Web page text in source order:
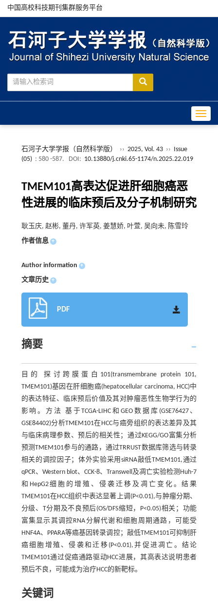
中国高校科技期刊集群服务平台
石河子大学学报（自然科学版） ›› 2025, Vol. 43 ›› Issue
(05) : 580 -587. DOI: 10.13880/j.cnki.65-1174/n.2025.22.019
TMEM101高表达促进肝细胞癌恶
性进展的临床预后及分子机制研究
耿玉庆, 赵彬, 董丹, 许军英, 姜慧娇, 叶萱, 吴向未, 陈雪玲
作者信息 +
Author information +
文章历史 +
PDF
摘要
目的 探讨跨膜蛋白101(transmembrane protein 101,
TMEM101)基因在肝细胞癌(hepatocellular carcinoma, HCC)中
的表达特征、临床预后价值及其对肿瘤恶性生物学行为的
影响。方法 基于TCGA-LIHC和GEO数据库(GSE76427、
GSE84402)分析TMEM101在HCC与癌旁组织的表达差异及其
与临床病理参数、预后的相关性；通过KEGG/GO富集分析
预测TMEM101参与的通路，通过TRRUST数据库筛选与转录
相关的调控因子；体外实验采用siRNA敲低TMEM101,通过
qPCR、Western blot、CCK-8、Transwell及凋亡实验检测Huh-7
和HepG2细胞的增殖、侵袭迁移及凋亡变化。结果
TMEM101在HCC组织中表达显著上调(P<0.01),与肿瘤分期、
分级、T分期及不良预后(OS/DFS缩短，P<0.05)相关；功能
富集显示其调控RNA分解代谢和细胞周期通路，可能受
HNF4A、PPARA等癌基因转录调控；敲低TMEM101可抑制肝
癌细胞增殖、侵袭和迁移(P<0.01),并促进凋亡。结论
TMEM101通过促癌通路驱动HCC进展，其高表达说明患者
预后不良，可能成为治疗HCC的新靶标。
关键词